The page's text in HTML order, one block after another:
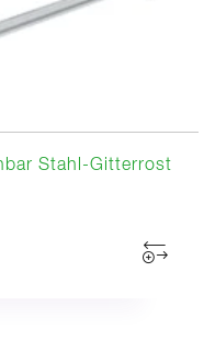
Stahl-Gitterrost